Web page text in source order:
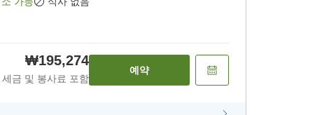
₩195,274
세금 및 봉사료 포함
예약